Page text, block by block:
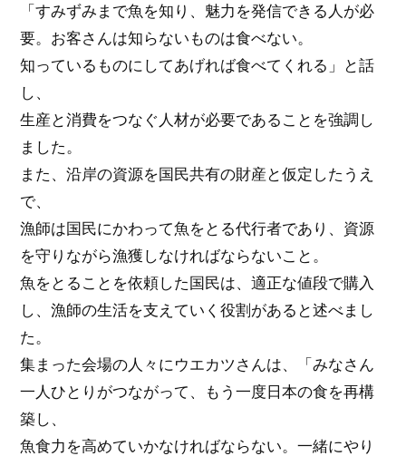
「すみずみまで魚を知り、魅力を発信できる人が必
要。お客さんは知らないものは食べない。
知っているものにしてあげれば食べてくれる」と話
し、
生産と消費をつなぐ人材が必要であることを強調し
ました。
また、沿岸の資源を国民共有の財産と仮定したうえ
で、
漁師は国民にかわって魚をとる代行者であり、資源
を守りながら漁獲しなければならないこと。
魚をとることを依頼した国民は、適正な値段で購入
し、漁師の生活を支えていく役割があると述べまし
た。
集まった会場の人々にウエカツさんは、「みなさん
一人ひとりがつながって、もう一度日本の食を再構
築し、
魚食力を高めていかなければならない。一緒にやり